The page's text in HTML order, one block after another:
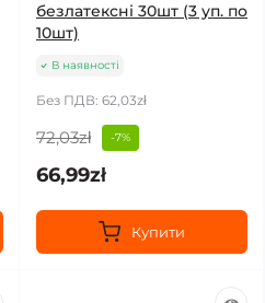
безлатексні 30шт (3 уп. по
10шт)
В наявності
Без ПДВ: 62,03zł
72,03zł -7%
66,99zł
Купити